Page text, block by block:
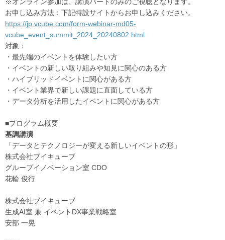
お申し込み方法：下記特設サイトからお申し込みください。
https://jp.vcube.com/form-webinar-md05-
vcube_event_summit_2024_20240802.html
対象：
・最先端のイベントを体験したい方
・イベントの新しい取り組みや知見に関心のある方
・ハイブリッドイベントに関心がある方
・イベント業界で新しい課題に直面している方
・データ分析を活用したイベントに関心がある方
■プログラム概要
基調講演
「データとテクノロジーが変える新しいイベントの形」
株式会社ブイキューブ
グループイノベーション室 CDO
花輪 俊行
株式会社ブイキューブ
生成AI室 兼 イベントDX事業戦略室
安部 一晃